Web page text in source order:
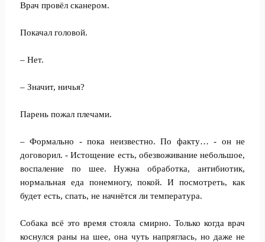
Врач провёл сканером.
Покачал головой.
– Нет.
– Значит, ничья?
Парень пожал плечами.
– Формально - пока неизвестно. По факту… - он не
договорил. - Истощение есть, обезвоживание небольшое,
воспаление по шее. Нужна обработка, антибиотик,
нормальная еда понемногу, покой. И посмотреть, как
будет есть, спать, не начнётся ли температура.
Собака всё это время стояла смирно. Только когда врач
коснулся раны на шее, она чуть напряглась, но даже не